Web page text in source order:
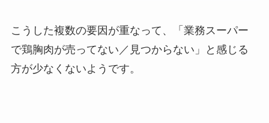
こうした複数の要因が重なって、「業務スーパー
で鶏胸肉が売ってない／見つからない」と感じる
方が少なくないようです。